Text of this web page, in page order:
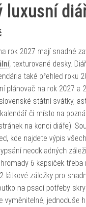
luxusní
cena byla: 299 Kč.
rok 2027 mají snadné
, texturované desky.
také přehled roku
plánovač na rok 2027 a
státní svátky,
či místo na
na konci diáře).
kde najdete výpis
neodkladných
6 kapsiček třeba
látkové záložky pro
na psací potřeby
vyměnitelné, jednoduše